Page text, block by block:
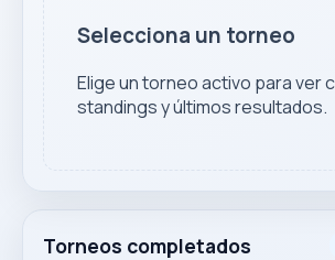
Torneos completados
Selecciona un torneo
Elige un torneo activo para ver
standings y últimos resultados.